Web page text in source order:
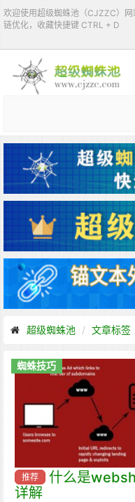
欢迎使用超级蜘蛛池（CJZZC）网
链优化，收藏快捷键 CTRL + D
超级蜘蛛池 文章标签
蜘蛛技巧
推荐
什么是
详解